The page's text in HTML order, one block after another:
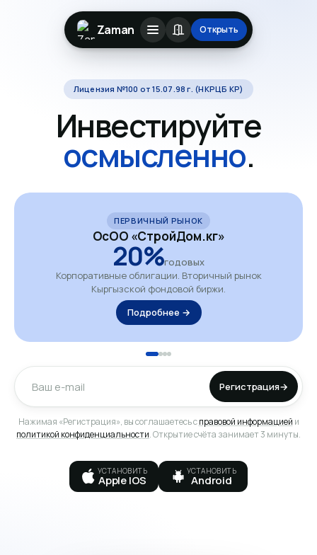
Zaman Открыть
Лицензия №100 от 15.07.98 г. (НКРЦБ КР)
Инвестируйте
осмысленно.
ПЕРВИЧНЫЙ РЫНОК
ОсОО «СтройДом.кг»
20%годовых
Корпоративные облигации. Вторичный рынок
Кыргызской фондовой биржи.
Подробнее →
Регистрация→
Нажимая «Регистрация», вы соглашаетесь справовой информацией и
политикой конфиденциальности. Открытие счёта занимает 3 минуты.
УСТАНОВИТЬ
Apple IOS
УСТАНОВИТЬ
Android